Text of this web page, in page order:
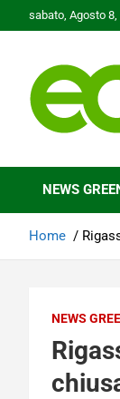
to
sabato, Agosto 8,
NEWS
Home
NEWS